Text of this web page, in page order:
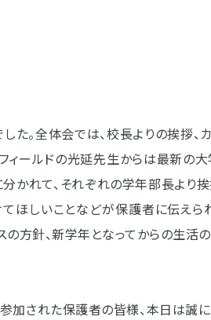
た。全体会では、校長よりの挨拶
フィールドの光延先生からは最新の
分かれて、それぞれの学年部長より
ほしいことなどが保護者に伝えら
の方針、新学年となってからの生活
加された保護者の皆様、本日は誠に